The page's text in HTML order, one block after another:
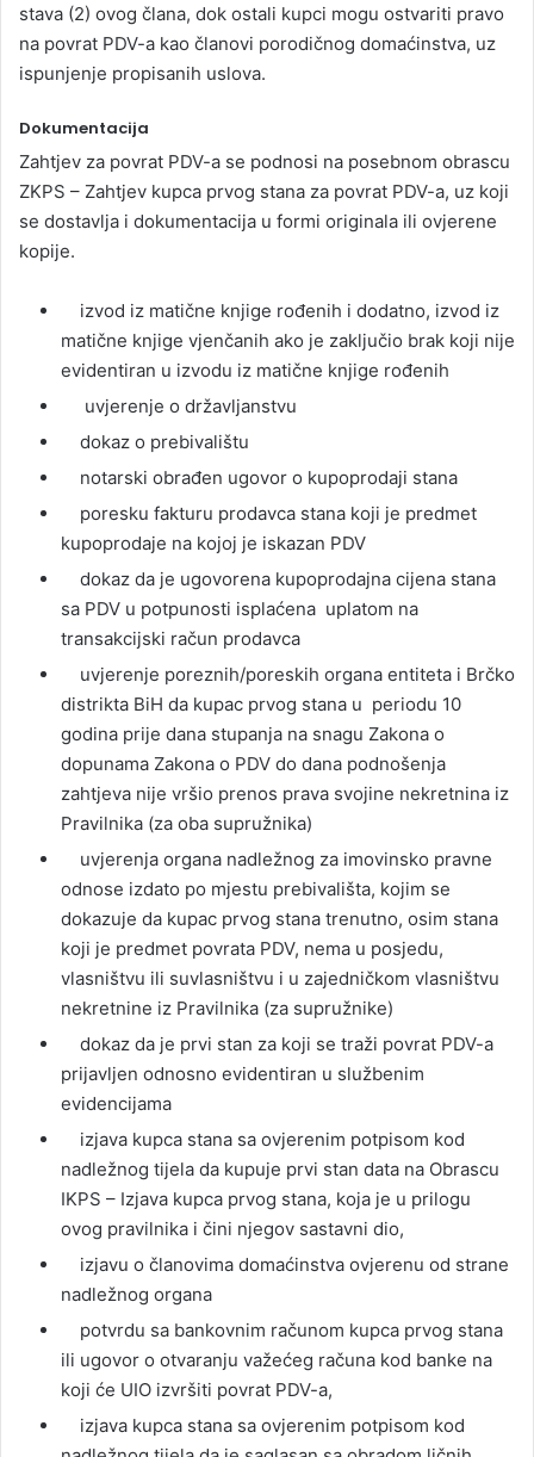
stava (2) ovog člana, dok ostali kupci mogu ostvariti pravo
na povrat PDV-a kao članovi porodičnog domaćinstva, uz
ispunjenje propisanih uslova.
Dokumentacija
Zahtjev za povrat PDV-a se podnosi na posebnom obrascu
ZKPS – Zahtjev kupca prvog stana za povrat PDV-a, uz koji
se dostavlja i dokumentacija u formi originala ili ovjerene
kopije.
izvod iz matične knjige rođenih i dodatno, izvod iz
matične knjige vjenčanih ako je zaključio brak koji nije
evidentiran u izvodu iz matične knjige rođenih
uvjerenje o državljanstvu
dokaz o prebivalištu
notarski obrađen ugovor o kupoprodaji stana
poresku fakturu prodavca stana koji je predmet
kupoprodaje na kojoj je iskazan PDV
dokaz da je ugovorena kupoprodajna cijena stana
sa PDV u potpunosti isplaćena uplatom na
transakcijski račun prodavca
uvjerenje poreznih/poreskih organa entiteta i Brčko
distrikta BiH da kupac prvog stana u periodu 10
godina prije dana stupanja na snagu Zakona o
dopunama Zakona o PDV do dana podnošenja
zahtjeva nije vršio prenos prava svojine nekretnina iz
Pravilnika (za oba supružnika)
uvjerenja organa nadležnog za imovinsko pravne
odnose izdato po mjestu prebivališta, kojim se
dokazuje da kupac prvog stana trenutno, osim stana
koji je predmet povrata PDV, nema u posjedu,
vlasništvu ili suvlasništvu i u zajedničkom vlasništvu
nekretnine iz Pravilnika (za supružnike)
dokaz da je prvi stan za koji se traži povrat PDV-a
prijavljen odnosno evidentiran u službenim
evidencijama
izjava kupca stana sa ovjerenim potpisom kod
nadležnog tijela da kupuje prvi stan data na Obrascu
IKPS – Izjava kupca prvog stana, koja je u prilogu
ovog pravilnika i čini njegov sastavni dio,
izjavu o članovima domaćinstva ovjerenu od strane
nadležnog organa
potvrdu sa bankovnim računom kupca prvog stana
ili ugovor o otvaranju važećeg računa kod banke na
koji će UIO izvršiti povrat PDV-a,
izjava kupca stana sa ovjerenim potpisom kod